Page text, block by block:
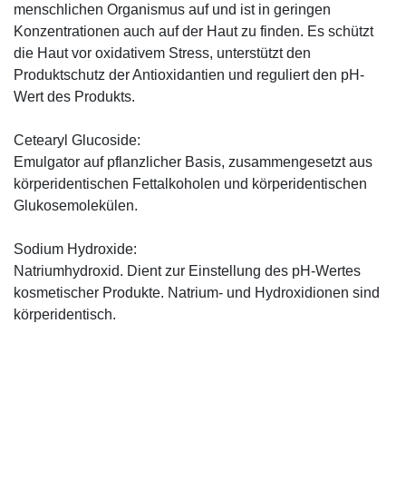
menschlichen Organismus auf und ist in geringen
Konzentrationen auch auf der Haut zu finden. Es schützt
die Haut vor oxidativem Stress, unterstützt den
Produktschutz der Antioxidantien und reguliert den pH-
Wert des Produkts.
Cetearyl Glucoside:
Emulgator auf pflanzlicher Basis, zusammengesetzt aus
körperidentischen Fettalkoholen und körperidentischen
Glukosemolekülen.
Sodium Hydroxide:
Natriumhydroxid. Dient zur Einstellung des pH-Wertes
kosmetischer Produkte. Natrium- und Hydroxidionen sind
körperidentisch.